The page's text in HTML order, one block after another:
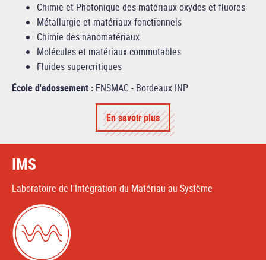
Chimie et Photonique des matériaux oxydes et fluores
Métallurgie et matériaux fonctionnels
Chimie des nanomatériaux
Molécules et matériaux commutables
Fluides supercritiques
École d'adossement : ENSMAC - Bordeaux INP
En savoir plus
IMS
Laboratoire de l'Intégration du Matériau au Système